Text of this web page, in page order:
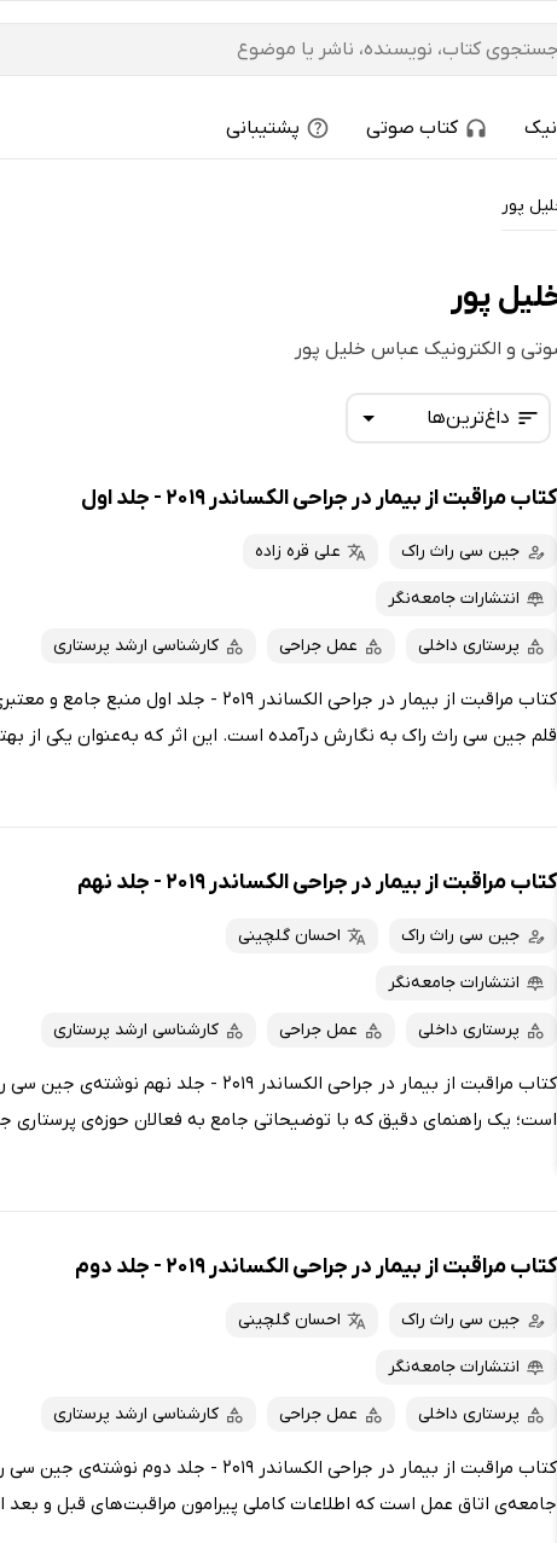
کتاب صوتی پشتیبانی
پور
پور
و الکترونیک عباس خلیل پور
داغ‌ترین‌ها
تازه‌ها
داغ‌ترین‌ها
پرفروش‌ها
پربحث‌ها
کتاب مراقبت از بیمار در جراحی الکساندر 2019 - جلد اول
جین سی راث راک علی قره زاده
انتشارات جامعه‌نگر
پرستاری داخلی عمل جراحی کارشناسی ارشد پرستاری
کتاب مراقبت از بیمار در جراحی الکساندر
قلم جین سی راث راک به نگارش درآمده است. این اثر که به‌عنوان یکی از
کتاب مراقبت از بیمار در جراحی الکساندر 2019 - جلد نهم
جین سی راث راک احسان گلچینی
انتشارات جامعه‌نگر
پرستاری داخلی عمل جراحی کارشناسی ارشد پرستاری
کتاب مراقبت از بیمار در جراحی الکساندر
است؛ یک راهنمای دقیق که با توضیحاتی جامع به فعالان حوزه‌ی پرستاری
کتاب مراقبت از بیمار در جراحی الکساندر 2019 - جلد دوم
جین سی راث راک احسان گلچینی
انتشارات جامعه‌نگر
پرستاری داخلی عمل جراحی کارشناسی ارشد پرستاری
کتاب مراقبت از بیمار در جراحی الکساندر
جامعه‌ی اتاق عمل است که اطلاعات کاملی پیرامون مراقبت‌های قبل و بعد